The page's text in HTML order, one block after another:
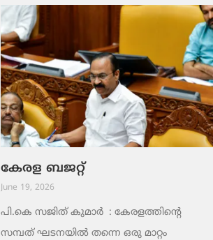
കേരള ബജറ്റ്
June 19, 2026
പി.കെ സജിത് കുമാര്‍ : കേരളത്തിന്റെ
സമ്പത് ഘടനയിൽ തന്നെ ഒരു മാറ്റം